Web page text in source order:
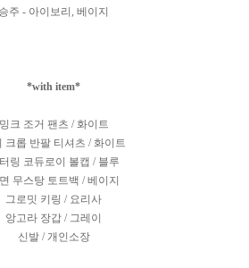
승주 - 아이보리, 베이지
*with item*
밍크 조거 팬츠 / 화이트
크롭 반팔 티셔츠 / 화이트
링 코듀로이 볼캡 / 블루
무스탕 토트백 / 베이지
그로밋 키링 / 요리사
앙고라 장갑 / 그레이
신발 / 개인소장